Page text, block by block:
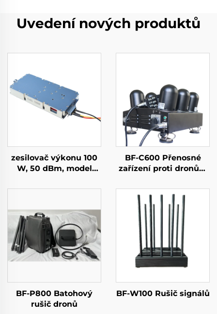
Uvedení nových produktů
zesilovač výkonu 100
W, 50 dBm, model
dronům, modul pro
pásmo 5,2/5,8 GHz,
dostatečné stínění RF,
5,2/5,8 GHz, 100 W, 50
dBm
BF-C600 Přenosné
zařízení proti dronům
BF-P800 Batohový
rušič dronů
BF-W100 Rušič signálů